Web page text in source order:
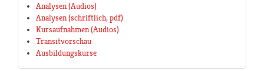
Analysen (Audios)
Analysen (schriftlich, pdf)
Kursaufnahmen (Audios)
Transitvorschau
Ausbildungskurse